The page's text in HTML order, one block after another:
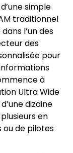
simple
traditionnel
l’un des
des
pour
à
Ultra Wide
dizaine
en
ou de pilotes